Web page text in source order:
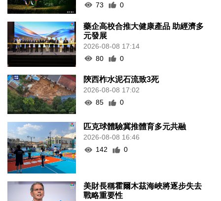
73
0
藥企高校合推大健康產品 助經濟多
元發展
2026-08-08 17:14
80
0
陝西柞水泥石流致3死
2026-08-08 17:02
85
0
匹克球體驗冀推體育多元共融
2026-08-08 16:46
142
0
美財長稱霍爾木茲海峽將逐步失去
戰略重要性